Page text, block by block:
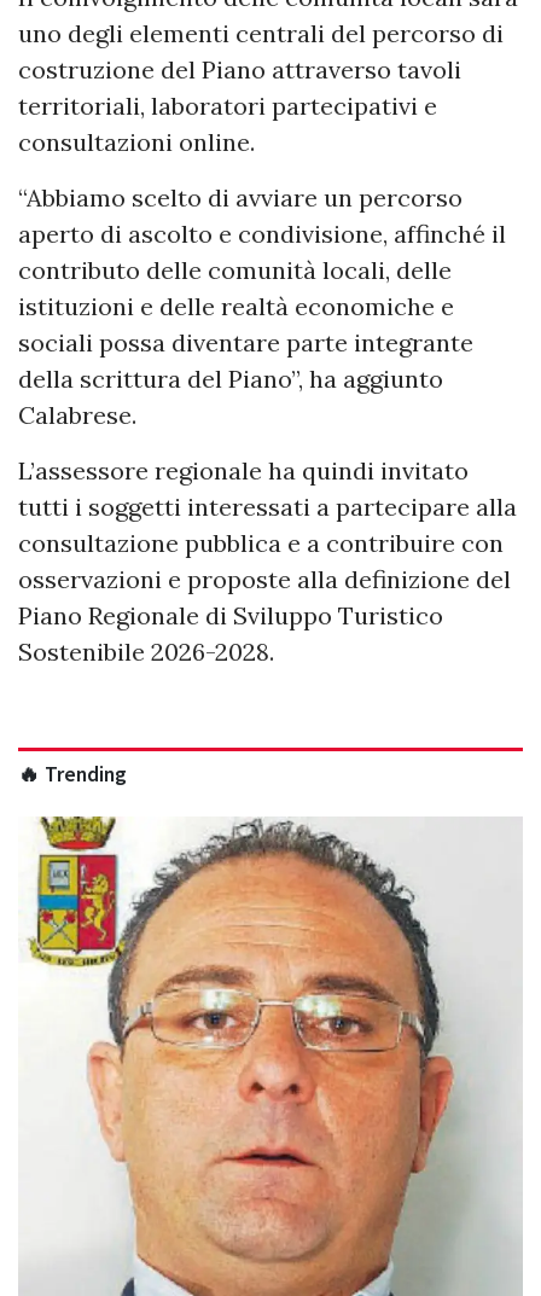
uno degli elementi centrali del percorso di
costruzione del Piano attraverso tavoli
territoriali, laboratori partecipativi e
consultazioni online.
“Abbiamo scelto di avviare un percorso
aperto di ascolto e condivisione, affinché il
contributo delle comunità locali, delle
istituzioni e delle realtà economiche e
sociali possa diventare parte integrante
della scrittura del Piano”, ha aggiunto
Calabrese.
L’assessore regionale ha quindi invitato
tutti i soggetti interessati a partecipare alla
consultazione pubblica e a contribuire con
osservazioni e proposte alla definizione del
Piano Regionale di Sviluppo Turistico
Sostenibile 2026-2028.
🔥 Trending